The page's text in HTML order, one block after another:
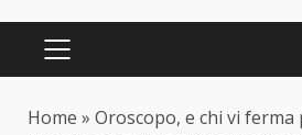
PRIMARY
Home » Oroscopo, e chi vi ferma